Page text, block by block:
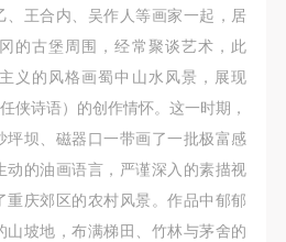
、王合内、吴作人等画家一起，居
的古堡周围，经常聚谈艺术，此
义的风格画蜀中山水风景，展现
侠诗语）的创作情怀。这一时期，
坪坝、磁器口一带画了一批极富感
动的油画语言，严谨深入的素描视
重庆郊区的农村风景。作品中郁郁
山坡地，布满梯田、竹林与茅舍的